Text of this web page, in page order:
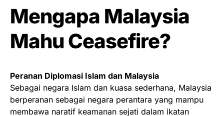
Mengapa Malaysia
Mahu Ceasefire?
Peranan Diplomasi Islam dan Malaysia
Sebagai negara Islam dan kuasa sederhana, Malaysia
berperanan sebagai negara perantara yang mampu
membawa naratif keamanan sejati dalam ikatan